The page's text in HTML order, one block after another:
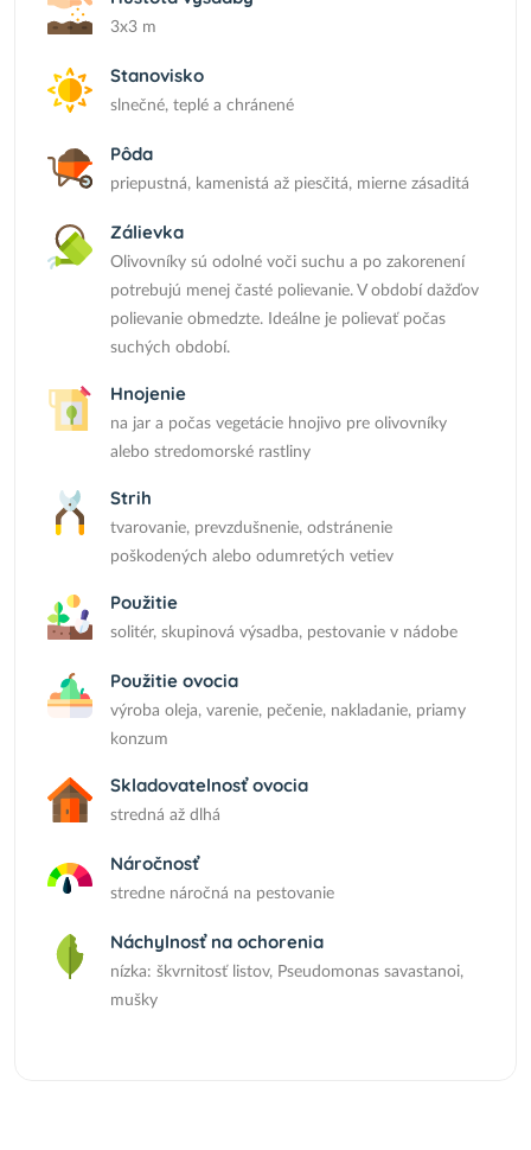
3x3 m
Stanovisko
slnečné, teplé a chránené
Pôda
priepustná, kamenistá až piesčitá, mierne zásaditá
Zálievka
Olivovníky sú odolné voči suchu a po zakorenení
potrebujú menej časté polievanie. V období dažďov
polievanie obmedzte. Ideálne je polievať počas
suchých období.
Hnojenie
na jar a počas vegetácie hnojivo pre olivovníky
alebo stredomorské rastliny
Strih
tvarovanie, prevzdušnenie, odstránenie
poškodených alebo odumretých vetiev
Použitie
solitér, skupinová výsadba, pestovanie v nádobe
Použitie ovocia
výroba oleja, varenie, pečenie, nakladanie, priamy
konzum
Skladovatelnosť ovocia
stredná až dlhá
Náročnosť
stredne náročná na pestovanie
Náchylnosť na ochorenia
nízka: škvrnitosť listov, Pseudomonas savastanoi,
mušky